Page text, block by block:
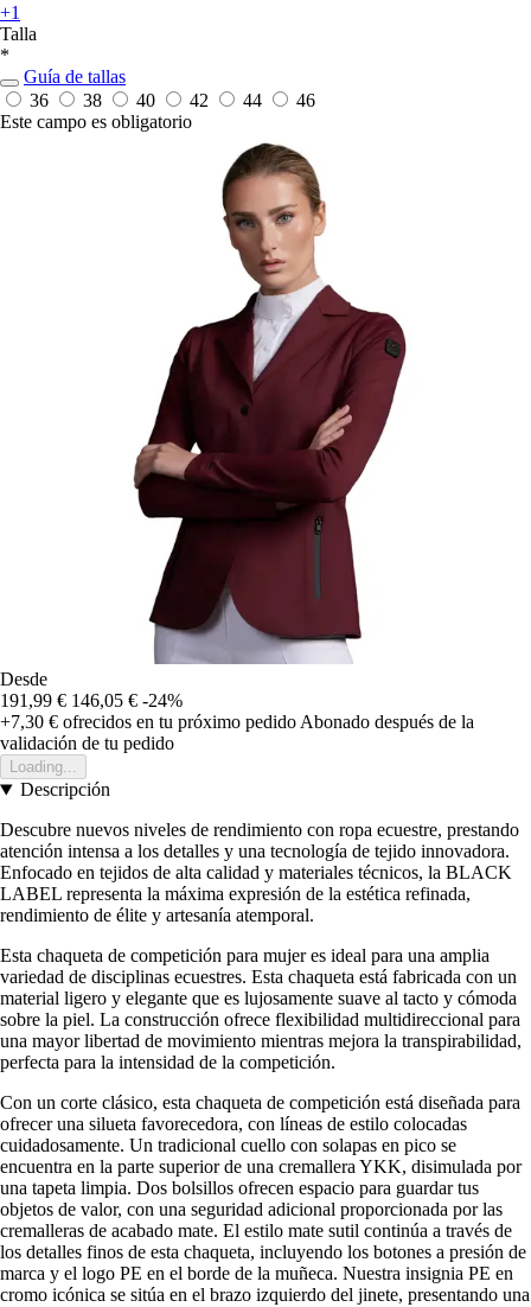
+1
Talla
*
Guía de tallas
36
38 40 42 44
46
Este campo es obligatorio
Desde
191,99 € 146,05 € -24%
+7,30 € ofrecidos en tu próximo pedido Abonado después de la
validación de tu pedido
Loading...
Descripción
Descubre nuevos niveles de rendimiento con ropa ecuestre, prestando
atención intensa a los detalles y una tecnología de tejido innovadora.
Enfocado en tejidos de alta calidad y materiales técnicos, la BLACK
LABEL representa la máxima expresión de la estética refinada,
rendimiento de élite y artesanía atemporal.
Esta chaqueta de competición para mujer es ideal para una amplia
variedad de disciplinas ecuestres. Esta chaqueta está fabricada con un
material ligero y elegante que es lujosamente suave al tacto y cómoda
sobre la piel. La construcción ofrece flexibilidad multidireccional para
una mayor libertad de movimiento mientras mejora la transpirabilidad,
perfecta para la intensidad de la competición.
Con un corte clásico, esta chaqueta de competición está diseñada para
ofrecer una silueta favorecedora, con líneas de estilo colocadas
cuidadosamente. Un tradicional cuello con solapas en pico se
encuentra en la parte superior de una cremallera YKK, disimulada por
una tapeta limpia. Dos bolsillos ofrecen espacio para guardar tus
objetos de valor, con una seguridad adicional proporcionada por las
cremalleras de acabado mate. El estilo mate sutil continúa a través de
los detalles finos de esta chaqueta, incluyendo los botones a presión de
marca y el logo PE en el borde de la muñeca. Nuestra insignia PE en
cromo icónica se sitúa en el brazo izquierdo del jinete, presentando una